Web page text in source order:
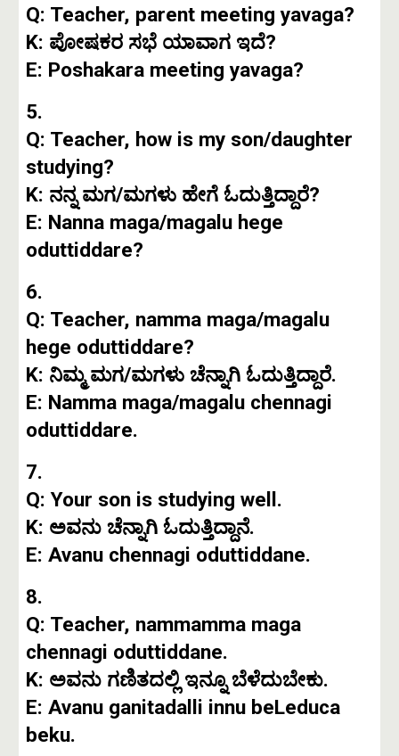
Q: Teacher, parent meeting yavaga?
K: ಪೋಷಕರ ಸಭೆ ಯಾವಾಗ ಇದೆ?
E: Poshakara meeting yavaga?
5.
Q: Teacher, how is my son/daughter
studying?
K: ನನ್ನ ಮಗ/ಮಗಳು ಹೇಗೆ ಓದುತ್ತಿದ್ದಾರೆ?
E: Nanna maga/magalu hege
oduttiddare?
6.
Q: Teacher, namma maga/magalu
hege oduttiddare?
K: ನಿಮ್ಮ ಮಗ/ಮಗಳು ಚೆನ್ನಾಗಿ ಓದುತ್ತಿದ್ದಾರೆ.
E: Namma maga/magalu chennagi
oduttiddare.
7.
Q: Your son is studying well.
K: ಅವನು ಚೆನ್ನಾಗಿ ಓದುತ್ತಿದ್ದಾನೆ.
E: Avanu chennagi oduttiddane.
8.
Q: Teacher, nammamma maga
chennagi oduttiddane.
K: ಅವನು ಗಣಿತದಲ್ಲಿ ಇನ್ನೂ ಬೆಳೆದುಬೇಕು.
E: Avanu ganitadalli innu beLeduca
beku.